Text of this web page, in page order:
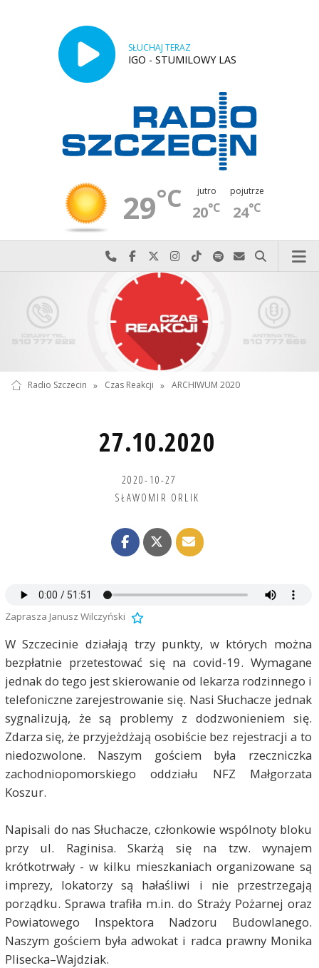
SŁUCHAJ TERAZ
IGO - STUMILOWY LAS
29°C jutro
20°C
pojutrze
24°C
Najlepiej po prostu do nas zadzwoń
Odwiedź nas na Facebook-u
Odwiedź nas na X
Odwiedź nas na Instagram-ie
Odwiedź nas na TikTok-u
Szukaj nas na Spotify
Wyślij do nas
Szukaj
Radio Szczecin » Czas Reakcji » ARCHIWUM 2020
27.10.2020
2020-10-27
SŁAWOMIR ORLIK
Zaprasza Janusz Wilczyński
W Szczecinie działają trzy punkty, w których można
bezpłatnie przetestować się na covid-19. Wymagane
jednak do tego jest skierowanie od lekarza rodzinnego i
telefoniczne zarejestrowanie się. Nasi Słuchacze jednak
sygnalizują, że są problemy z dodzwonieniem się.
Zdarza się, że przyjeżdżają osobiście bez rejestracji a to
niedozwolone. Naszym gościem była rzeczniczka
zachodniopomorskiego oddziału NFZ Małgorzata
Koszur.
Napisali do nas Słuchacze, członkowie wspólnoty bloku
przy ul. Raginisa. Skarżą się na tzw. wynajem
krótkotrwały - w kilku mieszkaniach organizowane są
imprezy, lokatorzy są hałaśliwi i nie przestrzegają
porządku. Sprawa trafiła m.in. do Straży Pożarnej oraz
Powiatowego Inspektora Nadzoru Budowlanego.
Naszym gościem byłaadwokat i radca prawny Monika
Plisecka–Wajdziak.